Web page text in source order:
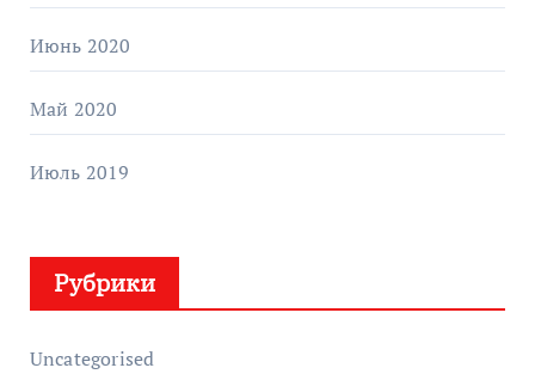
Июнь 2020
Май 2020
Июль 2019
Рубрики
Uncategorised